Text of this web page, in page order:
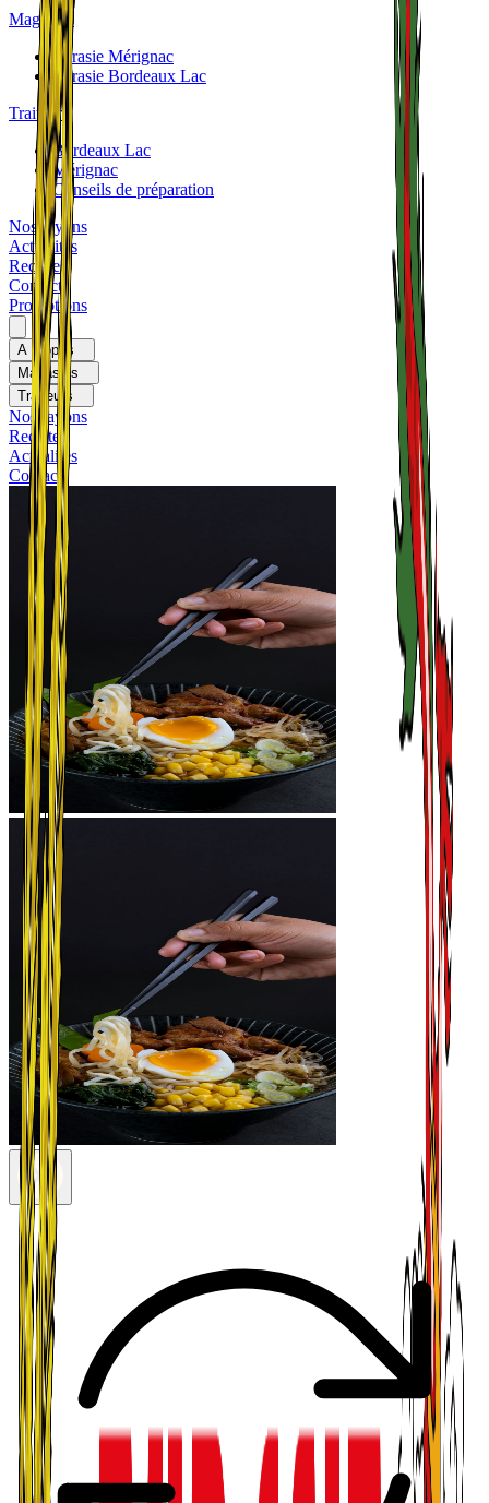
Magasins
Eurasie Mérignac
Eurasie Bordeaux Lac
Traiteurs
Bordeaux Lac
Mérignac
Conseils de préparation
Nos rayons
Actualités
Recettes
Contact
Promotions
A propos
Magasins
Traiteurs
Nos rayons
Recettes
Actualités
Contact